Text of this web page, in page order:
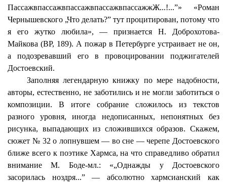
ПассажвпассажвпассажвпассажвпассажжЖ...!...”» «Роман
Чернышевского „Что делать?” тут процитирован, потому что
я его жутко любила», — признается Н. Доброхотова-
Майкова (ВР, 189). А пожар в Петербурге устраивает не он,
а подозревавший его в провоцировании поджигателей
Достоевский.
Заполняя легендарную книжку по мере надобности,
авторы, естественно, не заботились и не могли заботиться о
композиции. В итоге собрание сложилось из текстов
разного уровня, иногда недописанных, непонятных без
рисунка, выпадающих из сложившихся образов. Скажем,
сюжет № 32 о лопнувшем — во сне — черепе Достоевского
ближе всего к поэтике Хармса, на что справедливо обратил
внимание М. Боде-мл.: «„Однажды у Достоевского
засорилась ноздря...” — абсолютно хармсианский как